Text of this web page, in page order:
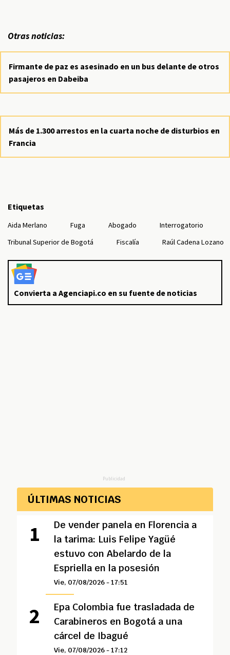
Otras noticias:
Firmante de paz es asesinado en un bus delante de otros
pasajeros en Dabeiba
Más de 1.300 arrestos en la cuarta noche de disturbios en
Francia
Etiquetas
Aida Merlano Fuga Abogado
Interrogatorio
Tribunal Superior de Bogotá
Fiscalía Raúl Cadena Lozano
Convierta a Agenciapi.co en su fuente de noticias
Publicidad
ÚLTIMAS NOTICIAS
De vender panela en Florencia a
la tarima: Luis Felipe Yagüé
estuvo con Abelardo de la
Espriella en la posesión
Vie, 07/08/2026 - 17:51
Epa Colombia fue trasladada de
Carabineros en Bogotá a una
cárcel de Ibagué
Vie, 07/08/2026 - 17:12